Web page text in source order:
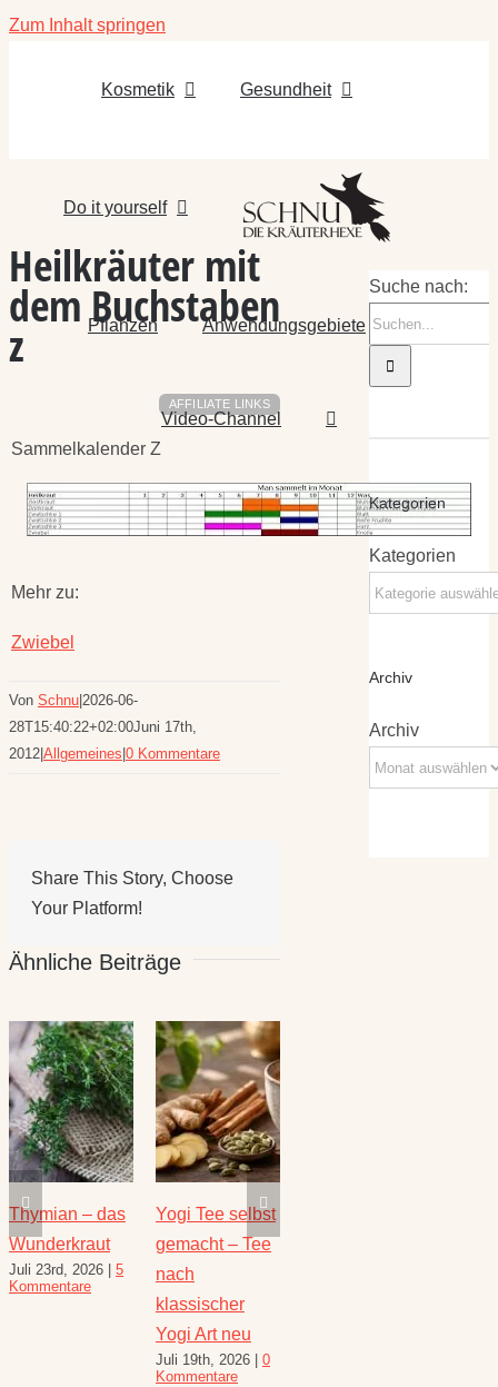
Zum Inhalt springen
Kosmetik Gesundheit
Do it yourself
Pflanzen Anwendungsgebiete
Video-Channel
Heilkräuter mit
dem Buchstaben
z
AFFILIATE LINKS
Sammelkalender Z
Mehr zu:
Zwiebel
Von Schnu 2026-06-
28T15:40:22+02:00Juni 17th,
2012 Allgemeines 0 Kommentare
Share This Story, Choose
Your Platform!
Ähnliche Beiträge
Thymian – das
Wunderkraut
Juli 23rd, 2026
5
Kommentare
Yogi Tee selbst
gemacht – Tee
nach
klassischer
Yogi Art neu
Juli 19th, 2026
0
Kommentare
Suche nach:
Kategorien
Kategorien
Archiv
Archiv